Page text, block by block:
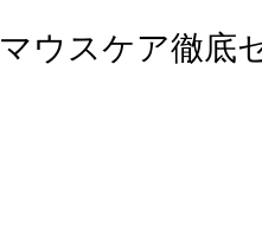
マウスケア徹底